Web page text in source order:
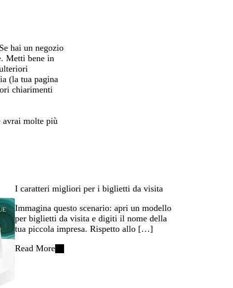
hai un negozio
Metti bene in
(la tua pagina
chiarimenti
avrai molte più
I caratteri migliori per i biglietti da visita
Immagina questo scenario: apri un modello
per biglietti da visita e digiti il nome della
tua piccola impresa. Rispetto allo […]
Read More